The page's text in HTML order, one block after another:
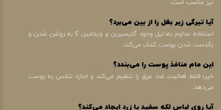
نیز مناسب است.
آیا تیرگی زیر بغل را از بین می‌برد؟
استفاده مداوم به‌دلیل وجود گلیسیرین و ویتامین E به روشن شدن و
یکدست شدن پوست کمک می‌کند.
این مام منافذ پوست را می‌بندد؟
خیر؛ فقط فعالیت غدد عرق را تنظیم می‌کند و اجازه تنفس به پوست
می‌دهد.
آیا روی لباس لکه سفید یا زرد ایجاد می‌کند؟